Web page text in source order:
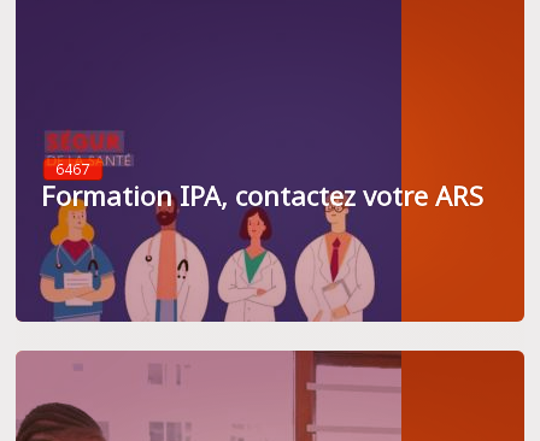
6467
Formation IPA, contactez votre ARS